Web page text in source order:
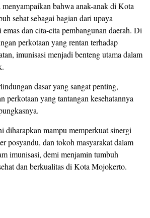
bahwa anak-anak di Kota
sehat sebagai bagian dari upaya
dan cita-cita pembangunan daerah. Di
perkotaan yang rentan terhadap
imunisasi menjadi benteng utama dalam
dasar yang sangat penting,
perkotaan yang tantangan kesehatannya
diharapkan mampu memperkuat sinergi
posyandu, dan tokoh masyarakat dalam
imunisasi, demi menjamin tumbuh
dan berkualitas di Kota Mojokerto.